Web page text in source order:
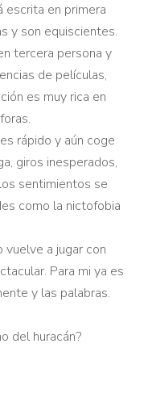
escrita en primera
y son equiscientes.
tercera persona y
de películas,
es muy rica en
rápido y aún coge
giros inesperados,
sentimientos se
como la nictofobia
vuelve a jugar con
Para mi ya es
y las palabras.
del huracán?